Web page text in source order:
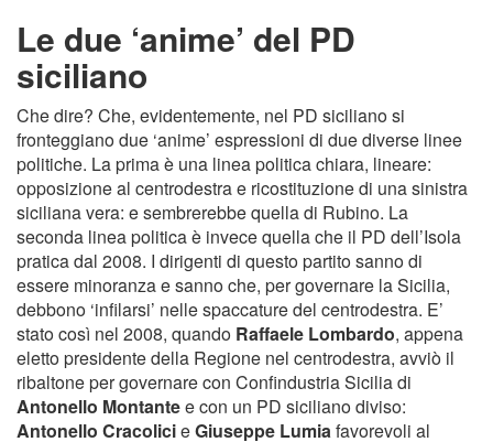
Le due ‘anime’ del PD
siciliano
Che dire? Che, evidentemente, nel PD siciliano si
fronteggiano due ‘anime’ espressioni di due diverse linee
politiche. La prima è una linea politica chiara, lineare:
opposizione al centrodestra e ricostituzione di una sinistra
siciliana vera: e sembrerebbe quella di Rubino. La
seconda linea politica è invece quella che il PD dell’Isola
pratica dal 2008. I dirigenti di questo partito sanno di
essere minoranza e sanno che, per governare la Sicilia,
debbono ‘infilarsi’ nelle spaccature del centrodestra. E’
stato così nel 2008, quando Raffaele Lombardo, appena
eletto presidente della Regione nel centrodestra, avviò il
ribaltone per governare con Confindustria Sicilia di
Antonello Montantee con un PD siciliano diviso:
Antonello CracolicieGiuseppe Lumiafavorevoli al